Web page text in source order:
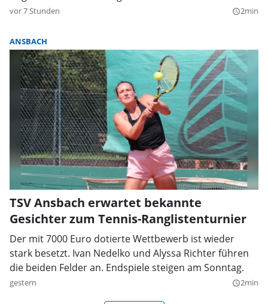
vor 7 Stunden query_builder2min
ANSBACH
TSV Ansbach erwartet bekannte
Gesichter zum Tennis-Ranglistenturnier
Der mit 7000 Euro dotierte Wettbewerb ist wieder
stark besetzt. Ivan Nedelko und Alyssa Richter führen
die beiden Felder an. Endspiele steigen am Sonntag.
gestern query_builder2min